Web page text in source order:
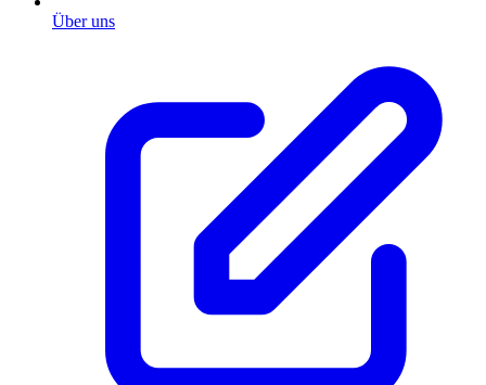
Über uns